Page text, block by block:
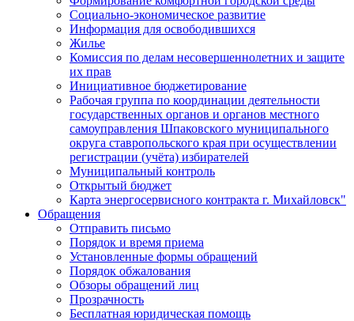
Социально-экономическое развитие
Информация для освободившихся
Жилье
Комиссия по делам несовершеннолетних и защите
их прав
Инициативное бюджетирование
Рабочая группа по координации деятельности
государственных органов и органов местного
самоуправления Шпаковского муниципального
округа ставропольского края при осуществлении
регистрации (учёта) избирателей
Муниципальный контроль
Открытый бюджет
Карта энергосервисного контракта г. Михайловск"
Обращения
Отправить письмо
Порядок и время приема
Установленные формы обращений
Порядок обжалования
Обзоры обращений лиц
Прозрачность
Бесплатная юридическая помощь